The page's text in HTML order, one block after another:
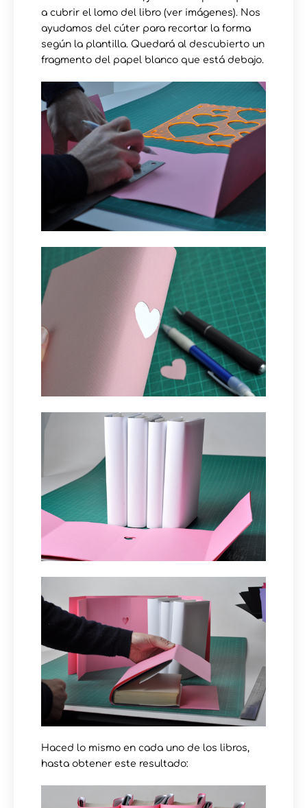
a cubrir el lomo del libro (ver imágenes). Nos
ayudamos del cúter para recortar la forma
según la plantilla. Quedará al descubierto un
fragmento del papel blanco que está debajo.
Haced lo mismo en cada uno de los libros,
hasta obtener este resultado: